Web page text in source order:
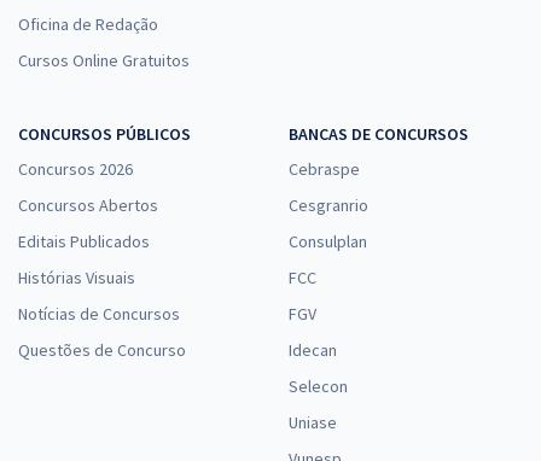
Oficina de Redação
Cursos Online Gratuitos
CONCURSOS PÚBLICOS
Concursos 2026
Concursos Abertos
Editais Publicados
Histórias Visuais
Notícias de Concursos
Questões de Concurso
BANCAS DE CONCURSOS
Cebraspe
Cesgranrio
Consulplan
FCC
FGV
Idecan
Selecon
Uniase